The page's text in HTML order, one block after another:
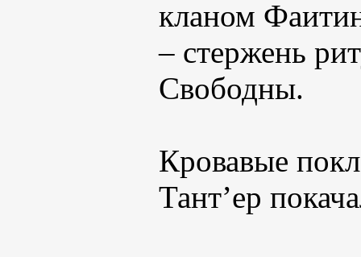
кланом
– стержень
Свободны.
Кровавые
Тант’ер